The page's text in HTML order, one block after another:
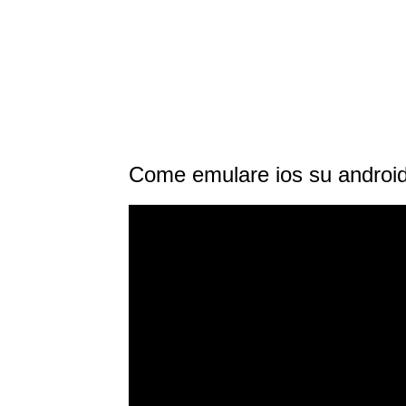
Come emulare ios su